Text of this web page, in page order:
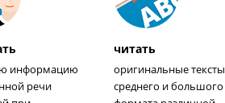
информацию
речи
читать
оригинальные тексты
среднего и большого